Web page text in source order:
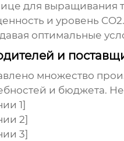
для выращивания
и уровень
оптимальные
и
множество
и бюджета.
1]
2]
3]